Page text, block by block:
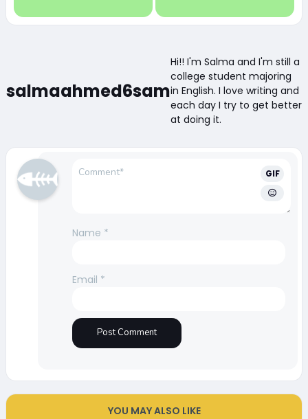
salmaahmed6sam
Hi!! I'm Salma and I'm still a
college student majoring
in English. I love writing and
each day I try to get better
at doing it.
GIF
Name *
Email *
YOU MAY ALSO LIKE